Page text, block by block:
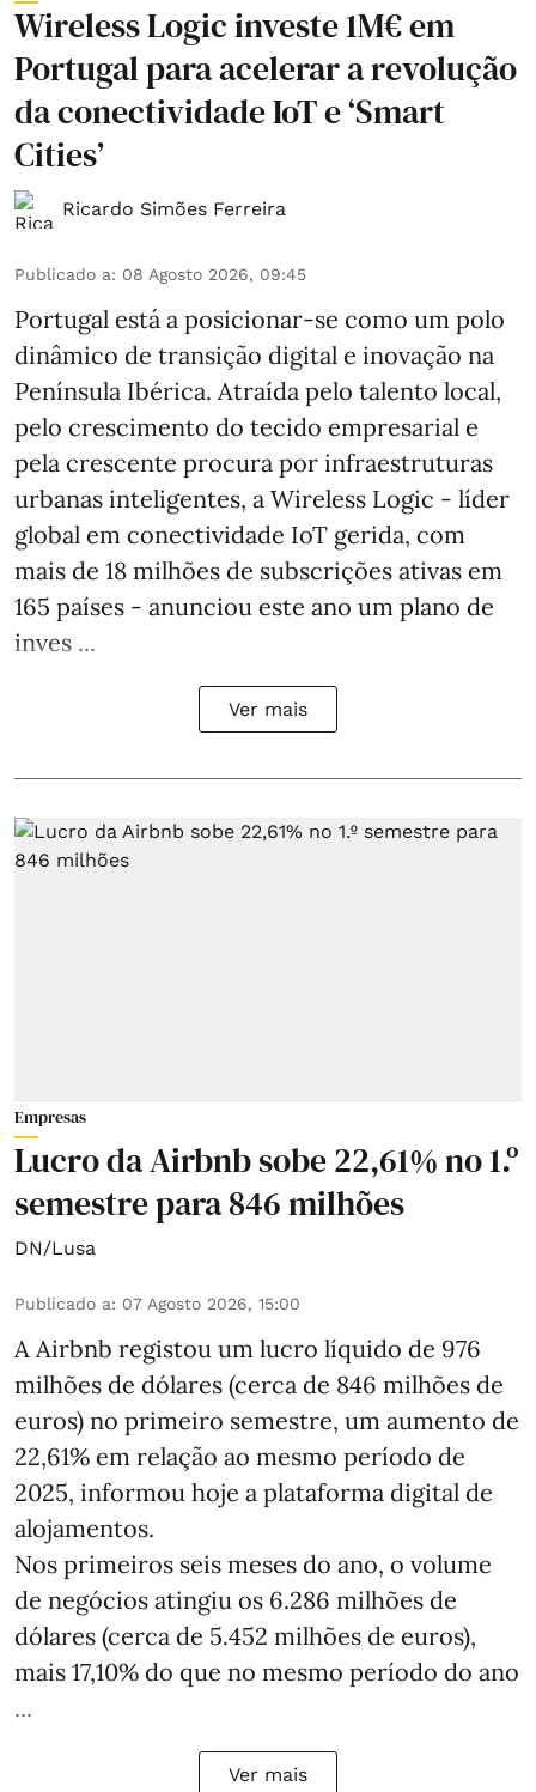
Wireless Logic investe 1M€ em
Portugal para acelerar a revolução
da conectividade IoT e ‘Smart
Cities’
Ricardo Simões Ferreira
Publicado a: 08 Agosto 2026, 09:45
Portugal está a posicionar-se como um polo
dinâmico de transição digital e inovação na
Península Ibérica. Atraída pelo talento local,
pelo crescimento do tecido empresarial e
pela crescente procura por infraestruturas
urbanas inteligentes, a Wireless Logic - líder
global em conectividade IoT gerida, com
mais de 18 milhões de subscrições ativas em
165 países - anunciou este ano um plano de
inves ...
Ver mais
Empresas
Lucro da Airbnb sobe 22,61% no 1.º
semestre para 846 milhões
DN/Lusa
Publicado a: 07 Agosto 2026, 15:00
A Airbnb registou um lucro líquido de 976
milhões de dólares (cerca de 846 milhões de
euros) no primeiro semestre, um aumento de
22,61% em relação ao mesmo período de
2025, informou hoje a plataforma digital de
alojamentos.
Nos primeiros seis meses do ano, o volume
de negócios atingiu os 6.286 milhões de
dólares (cerca de 5.452 milhões de euros),
mais 17,10% do que no mesmo período do ano
...
Ver mais